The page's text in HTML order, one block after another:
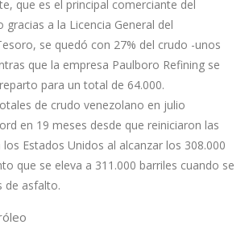
que es el principal comerciante del
a la Licencia General del
se quedó con 27% del crudo -unos
que la empresa Paulboro Refining se
para un total de 64.000.
de crudo venezolano en julio
en 19 meses desde que reiniciaron las
Estados Unidos al alcanzar los 308.000
que se eleva a 311.000 barriles cuando se
de asfalto.